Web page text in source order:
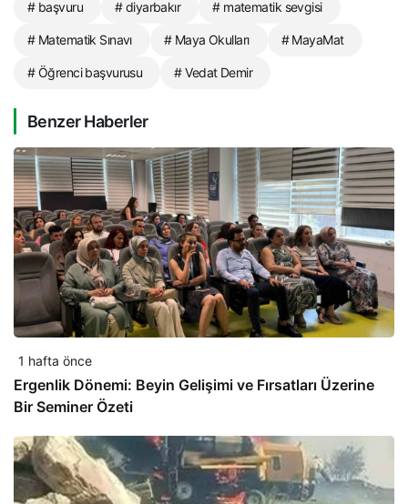
# başvuru # diyarbakır # matematik sevgisi
# Matematik Sınavı # Maya Okulları # MayaMat
# Öğrenci başvurusu # Vedat Demir
Benzer Haberler
1 hafta önce
Ergenlik Dönemi: Beyin Gelişimi ve Fırsatları Üzerine
Bir Seminer Özeti